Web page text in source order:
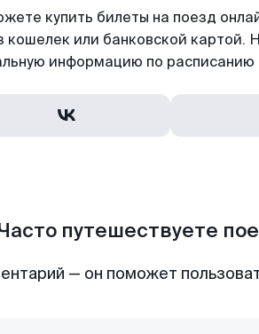
купить билеты на поезд
кошелек или банковской картой.
информацию по
путешествуете
— он поможет